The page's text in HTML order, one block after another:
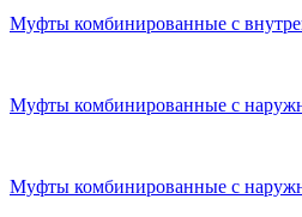
Муфты комбинированные с
Муфты комбинированные с
Муфты комбинированные с